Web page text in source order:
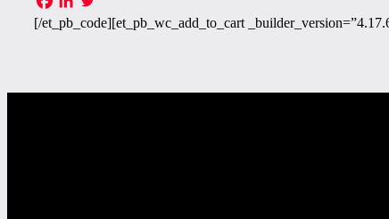
[/et_pb_code][et_pb_wc_add_to_cart